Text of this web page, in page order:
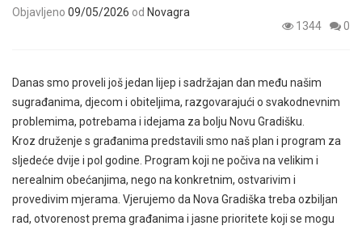
Objavljeno 09/05/2026 od Novagra
1344
0
Danas smo proveli još jedan lijep i sadržajan dan među našim
sugrađanima, djecom i obiteljima, razgovarajući o svakodnevnim
problemima, potrebama i idejama za bolju Novu Gradišku.
Kroz druženje s građanima predstavili smo naš plan i program za
sljedeće dvije i pol godine. Program koji ne počiva na velikim i
nerealnim obećanjima, nego na konkretnim, ostvarivim i
provedivim mjerama. Vjerujemo da Nova Gradiška treba ozbiljan
rad, otvorenost prema građanima i jasne prioritete koji se mogu